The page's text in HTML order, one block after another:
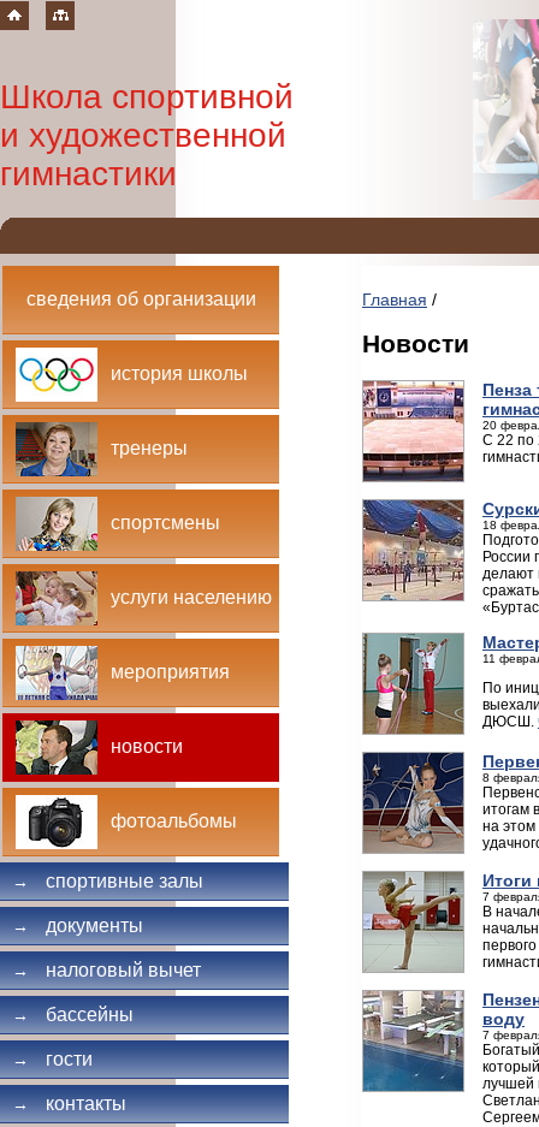
Школа спортивной
и художественной
гимнастики
сведения об организации
история школы
тренеры
спортсмены
услуги населению
мероприятия
новости
фотоальбомы
→ спортивные залы
→ документы
→ налоговый вычет
→ бассейны
→ гости
→ контакты
Главная /
Новости
Пенза
20
С 22 по
18
России
делают
11
По
ДЮСШ.
8
итогам
на
Итоги
7
В
воду
7
лучшей